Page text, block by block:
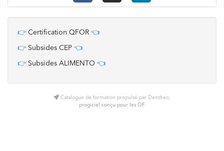
👉 Certification QFOR 👈
👉 Subsides CEP 👈
👉 Subsides ALIMENTO 👈
Catalogue de formation propulsé par Dendreo,
progiciel conçu pour les OF